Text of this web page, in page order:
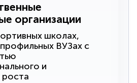
организации
школах,
ВУЗах с
и
роста